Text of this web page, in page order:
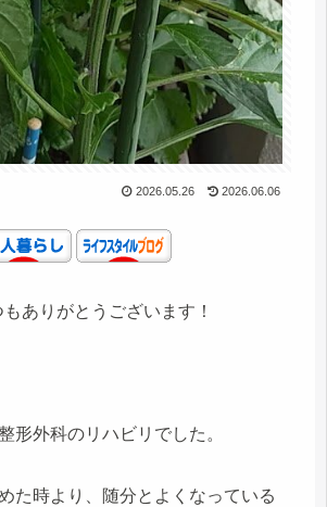
2026.05.26 2026.06.06
ありがとうございます！
形外科のリハビリでした。
た時より、随分とよくなっている